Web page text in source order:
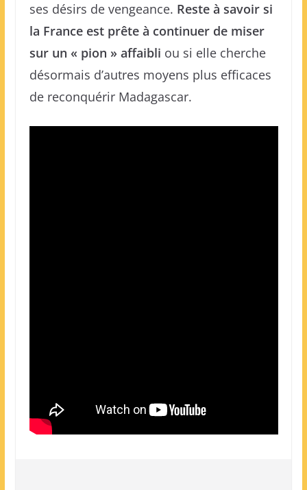
ses désirs de vengeance. Reste à savoir si
la France est prête à continuer de miser
sur un « pion » affaibli ou si elle cherche
désormais d’autres moyens plus efficaces
de reconquérir Madagascar.